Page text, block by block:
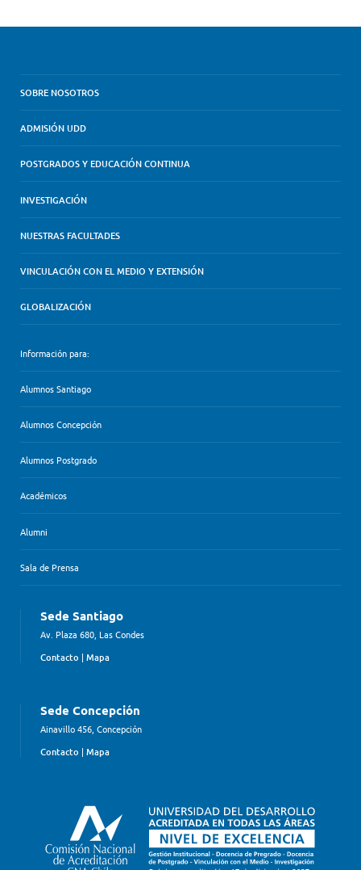
SOBRE NOSOTROS
ADMISIÓN UDD
POSTGRADOS Y EDUCACIÓN CONTINUA
INVESTIGACIÓN
NUESTRAS FACULTADES
VINCULACIÓN CON EL MEDIO Y EXTENSIÓN
GLOBALIZACIÓN
Información para:
Alumnos Santiago
Alumnos Concepción
Alumnos Postgrado
Académicos
Alumni
Sala de Prensa
Sede Santiago
Av. Plaza 680, Las Condes
Contacto | Mapa
Sede Concepción
Ainavillo 456, Concepción
Contacto | Mapa